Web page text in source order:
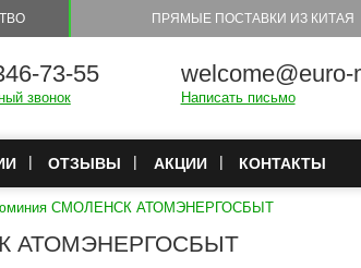
ПРЯМЫЕ ПОСТАВКИ ИЗ КИТАЯ
73-55
звонок
welcome@euro-
Написать письмо
ОТЗЫВЫ АКЦИИ КОНТАКТЫ
СМОЛЕНСК АТОМЭНЕРГОСБЫТ
АТОМЭНЕРГОСБЫТ